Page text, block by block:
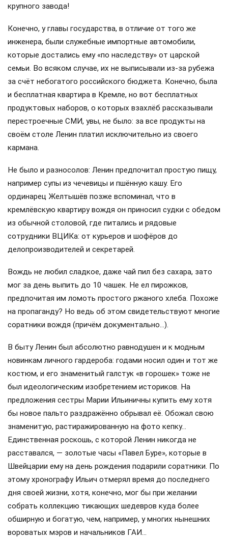
крупного завода!
Конечно, у главы государства, в отличие от того же
инженера, были служебные импортные автомобили,
которые достались ему «по наследству» от царской
семьи. Во всяком случае, их не выписывали из-за рубежа
за счёт небогатого российского бюджета. Конечно, была
и бесплатная квартира в Кремле, но вот бесплатных
продуктовых наборов, о которых взахлёб рассказывали
перестроечные СМИ, увы, не было: за все продукты на
своём столе Ленин платил исключительно из своего
кармана.
Не было и разносолов: Ленин предпочитал простую пищу,
например супы из чечевицы и пшённую кашу. Его
ординарец Желтышёв позже вспоминал, что в
кремлёвскую квартиру вождя он приносил судки с обедом
из обычной столовой, где питались и рядовые
сотрудники ВЦИКа: от курьеров и шофёров до
делопроизводителей и секретарей.
Вождь не любил сладкое, даже чай пил без сахара, зато
мог за день выпить до 10 чашек. Не ел пирожков,
предпочитая им ломоть простого ржаного хлеба. Похоже
на пропаганду? Но ведь об этом свидетельствуют многие
соратники вождя (причём документально…).
В быту Ленин был абсолютно равнодушен и к модным
новинкам личного гардероба: годами носил один и тот же
костюм, и его знаменитый галстук «в горошек» тоже не
был идеологическим изобретением историков. На
предложения сестры Марии Ильиничны купить ему хотя
бы новое пальто раздражённо обрывал её. Обожал свою
знаменитую, растиражированную на фото кепку…
Единственная роскошь, с которой Ленин никогда не
расставался, — золотые часы «Павел Буре», которые в
Швейцарии ему на день рождения подарили соратники. По
этому хронографу Ильич отмерял время до последнего
дня своей жизни, хотя, конечно, мог бы при желании
собрать коллекцию тикающих шедевров куда более
обширную и богатую, чем, например, у многих нынешних
вороватых мэров и начальников ГАИ…